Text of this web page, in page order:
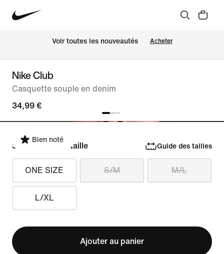
Voir toutes les nouveautés Acheter
Nike Club
Casquette souple en denim
34,99 €
Bien noté
Sélectionner la taille Guide des tailles
ONE SIZE S/M M/L
L/XL
Ajouter au panier